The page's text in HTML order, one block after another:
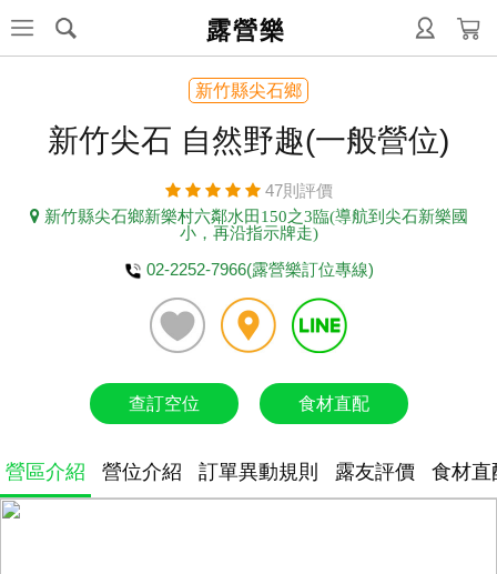
露營樂
新竹縣尖石鄉
新竹尖石 自然野趣(一般營位)
47則評價
新竹縣尖石鄉新樂村六鄰水田150之3臨(導航到尖石新樂國
小，再沿指示牌走)
02-2252-7966(露營樂訂位專線)
查訂空位 食材直配
營區介紹 營位介紹 訂單異動規則 露友評價 食材直